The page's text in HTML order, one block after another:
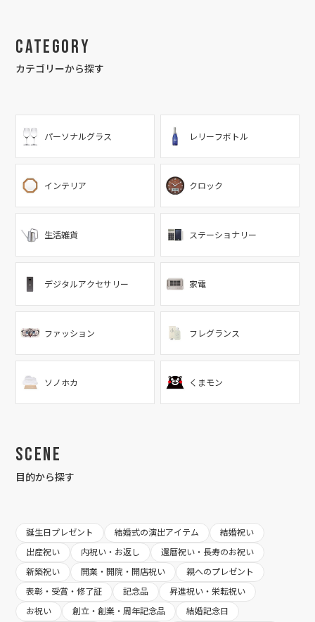
Category
カテゴリーから探す
パーソナルグラス レリーフボトル
インテリア クロック
生活雑貨 ステーショナリー
デジタルアクセサリー 家電
ファッション フレグランス
ソノホカ くまモン
Scene
目的から探す
誕生日プレゼント 結婚式の演出アイテム
結婚祝い
出産祝い
内祝い・お返し
還暦祝い・長寿のお祝い
新築祝い
開業・開院・開店祝い
親へのプレゼント
表彰・受賞・修了証
記念品
昇進祝い・栄転祝い
お祝い
創立・創業・周年記念品
結婚記念日